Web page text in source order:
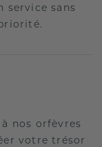
service sans
nos orfèvres
votre trésor